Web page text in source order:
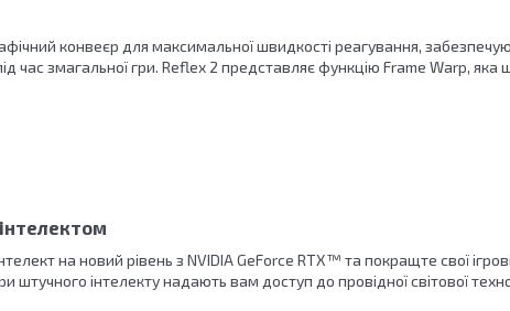
конвеєр для максимальної швидкості реагування,
час змагальної гри. Reflex 2 представляє функцію Frame Warp,
на новий рівень з NVIDIA GeForce RTX™ та покращте свої
штучного інтелекту надають вам доступ до провідної світової